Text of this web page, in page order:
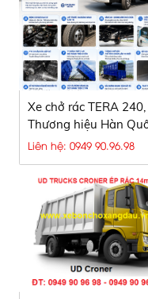
Xe chở rác TERA 240,
Thương hiệu Hàn
giá chưa tới 1/2 KIA và
Liên hệ: 0949 90.96.98